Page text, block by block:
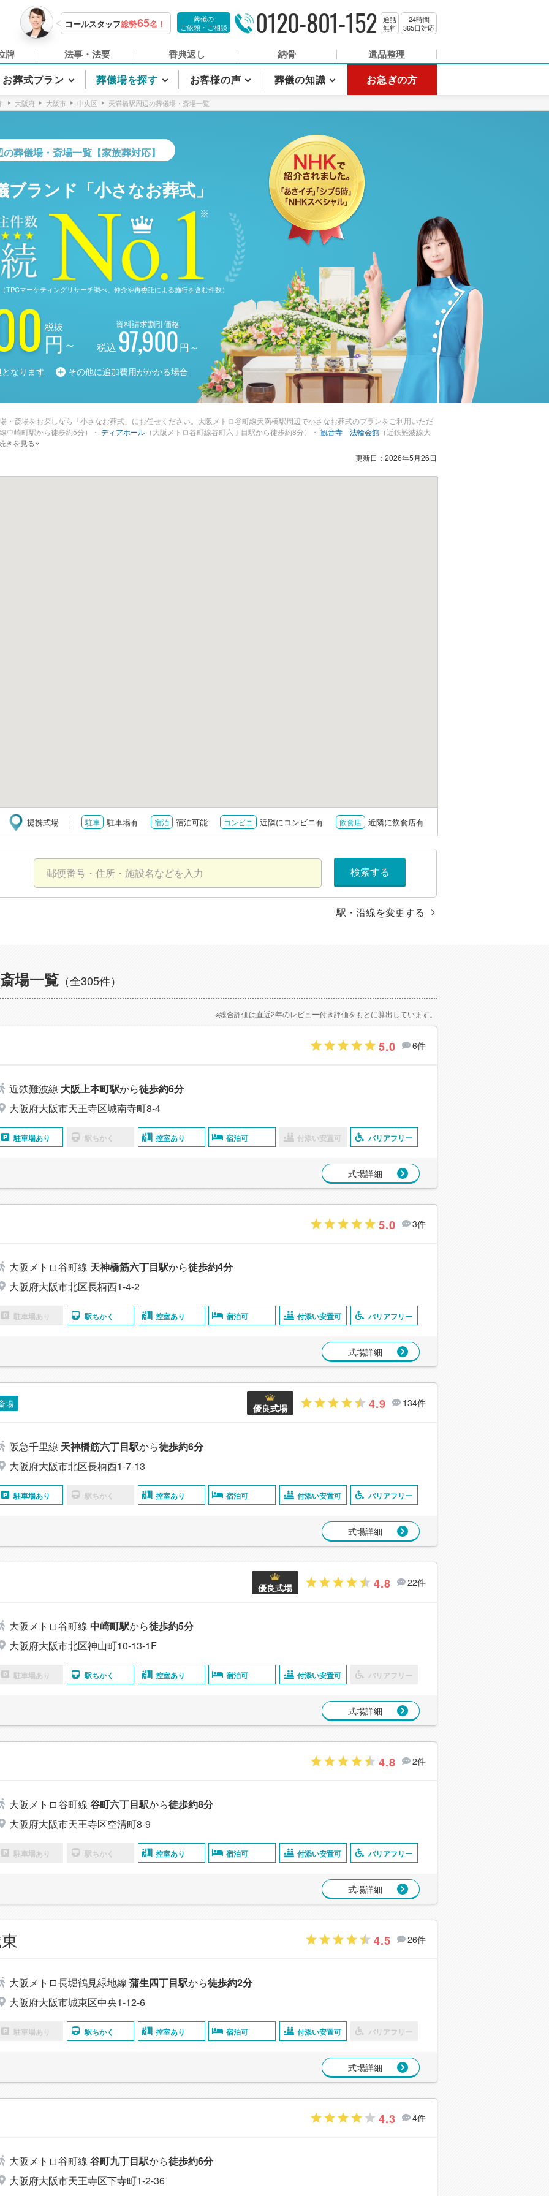
コールスタッフ総勢65名！
葬儀の
ご依頼・ご相談
0120-801-152
通話
無料
24時間
365日対応
牌 法事・法要 香典返し 納骨 遺品整理
お葬式プラン 葬儀場を探す お客様の声 葬儀の知識 お急ぎの方
大阪府 大阪市 中央区 天満橋駅周辺の葬儀場・斎場一覧
の葬儀場・斎場一覧【家族葬対応】
ランド「小さなお葬式」
マーケティングリサーチ調べ。仲介や再委託による施行を含む件数）
円 ～
税抜 資料請求割引価格
税込97,900円～
なります その他に追加費用がかかる場合
・斎場をお探しなら「小さなお葬式」にお任せください。大阪メトロ谷町線天満橋駅周辺で小さなお葬式のプランをご利用いただ
中崎町駅から徒歩約5分）・ ディアホール （大阪メトロ谷町線谷町六丁目駅から徒歩約8分）・ 観音寺 法輪会館 （近鉄難波線大
きを見る
更新日：2026年5月26日
提携式場 駐車 駐車場有 宿泊 宿泊可能 コンビニ 近隣にコンビニ有 飲食店 近隣に飲食店有
検索する
駅・沿線を変更する
場一覧 （全305件）
※総合評価は直近2年のレビュー付き評価をもとに算出しています。
5.0 6件
近鉄難波線 大阪上本町駅から徒歩約6分
大阪府大阪市天王寺区城南寺町8-4
駐車場あり 駅ちかく 控室あり 宿泊可 付添い安置可 バリアフリー
式場詳細
5.0 3件
大阪メトロ谷町線 天神橋筋六丁目駅から徒歩約4分
大阪府大阪市北区長柄西1-4-2
駐車場あり 駅ちかく 控室あり 宿泊可 付添い安置可 バリアフリー
式場詳細
場 優良式場 4.9 134件
阪急千里線 天神橋筋六丁目駅から徒歩約6分
大阪府大阪市北区長柄西1-7-13
駐車場あり 駅ちかく 控室あり 宿泊可 付添い安置可 バリアフリー
式場詳細
優良式場 4.8 22件
大阪メトロ谷町線 中崎町駅から徒歩約5分
大阪府大阪市北区神山町10-13-1F
駐車場あり 駅ちかく 控室あり 宿泊可 付添い安置可 バリアフリー
式場詳細
4.8 2件
大阪メトロ谷町線 谷町六丁目駅から徒歩約8分
大阪府大阪市天王寺区空清町8-9
駐車場あり 駅ちかく 控室あり 宿泊可 付添い安置可 バリアフリー
式場詳細
4.5 26件
大阪メトロ長堀鶴見緑地線 蒲生四丁目駅から徒歩約2分
大阪府大阪市城東区中央1-12-6
駐車場あり 駅ちかく 控室あり 宿泊可 付添い安置可 バリアフリー
式場詳細
4.3 4件
大阪メトロ谷町線 谷町九丁目駅から徒歩約6分
大阪府大阪市天王寺区下寺町1-2-36